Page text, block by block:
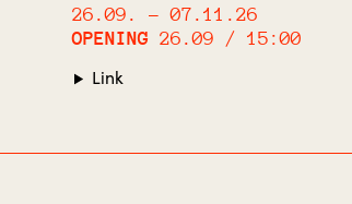
26.09.
– 07.11.26
OPENING 26.09 / 15:00
Link